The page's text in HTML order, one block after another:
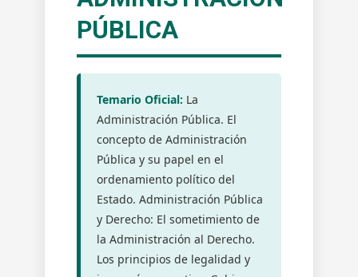
La
Administración
Pública.
El
De
Administración
Pública
Su
Papel
En
El
Ordenamiento
Político
PÚBLICA
Temario Oficial: La
Administración Pública. El
concepto de Administración
Pública y su papel en el
ordenamiento político del
Estado. Administración Pública
y Derecho: El sometimiento de
la Administración al Derecho.
Los principios de legalidad y